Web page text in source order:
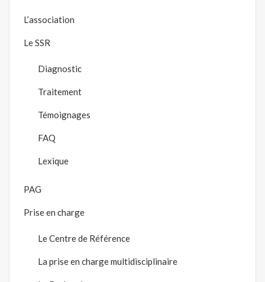
L’association
Le SSR
Diagnostic
Traitement
Témoignages
FAQ
Lexique
PAG
Prise en charge
Le Centre de Référence
La prise en charge multidisciplinaire